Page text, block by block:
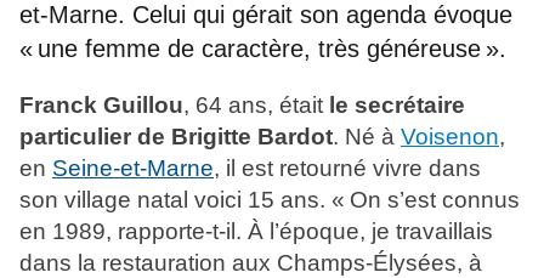
et-Marne. Celui qui gérait son agenda évoque
« une femme de caractère, très généreuse ».
Franck Guillou, 64 ans, était le secrétaire
particulier de Brigitte Bardot. Né à Voisenon,
en Seine-et-Marne, il est retourné vivre dans
son village natal voici 15 ans. « On s’est connus
en 1989, rapporte-t-il. À l’époque, je travaillais
dans la restauration aux Champs-Élysées, à